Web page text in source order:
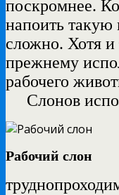
поскромнее.
напоить такую
сложно. Хотя и
прежнему
рабочего
Слонов
Рабочий слон